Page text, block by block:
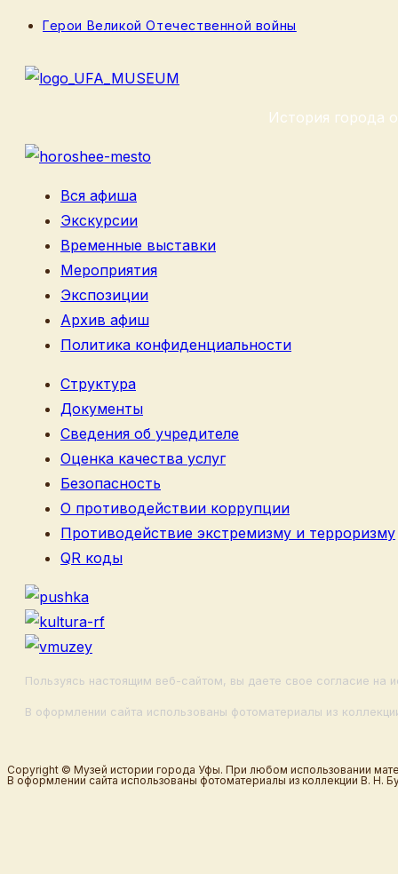
Рубрика
Герои Великой Отечественной войны
История города
Вся афиша
Экскурсии
Временные выставки
Мероприятия
Экспозиции
Архив афиш
Политика конфиденциальности
Структура
Документы
Сведения об учредителе
Оценка качества услуг
Безопасность
О противодействии коррупции
Противодействие экстремизму и терроризму
QR коды
Пользуясь настоящим веб-сайтом, вы даете свое согласие на
В оформлении сайта использованы фотоматериалы из
Copyright © Музей истории города Уфы. При любом использовании
В оформлении сайта использованы фотоматериалы из коллекции В. Н.